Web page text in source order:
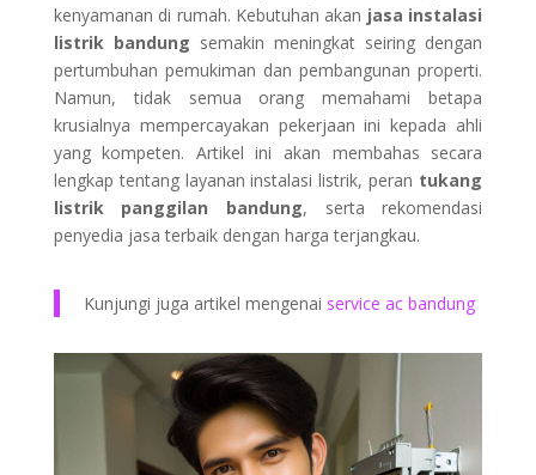
kenyamanan di rumah. Kebutuhan akan jasa instalasi
listrik bandung semakin meningkat seiring dengan
pertumbuhan pemukiman dan pembangunan properti.
Namun, tidak semua orang memahami betapa
krusialnya mempercayakan pekerjaan ini kepada ahli
yang kompeten. Artikel ini akan membahas secara
lengkap tentang layanan instalasi listrik, peran tukang
listrik panggilan bandung, serta rekomendasi
penyedia jasa terbaik dengan harga terjangkau.
Kunjungi juga artikel mengenai service ac bandung